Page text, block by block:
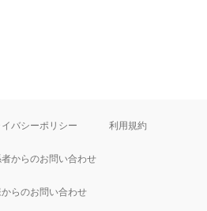
バシーポリシー 利用規約
からのお問い合わせ
らのお問い合わせ